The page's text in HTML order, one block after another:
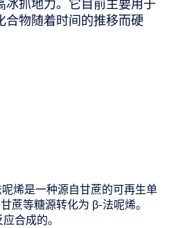
合物随着时间的推移而硬
烯是一种源自甘蔗的可再生单
蔗等糖源转化为 β-法呢烯。
合成的。